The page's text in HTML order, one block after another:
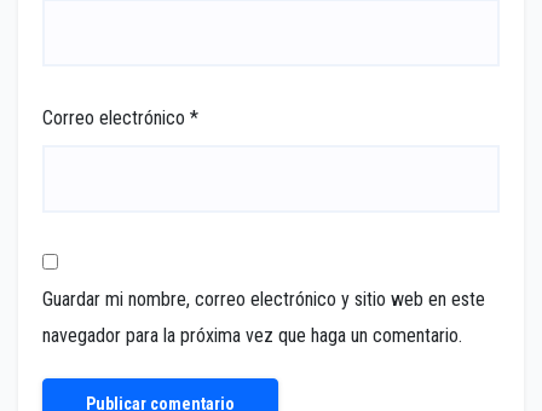
Correo electrónico *
Guardar mi nombre, correo electrónico y sitio web en este
navegador para la próxima vez que haga un comentario.